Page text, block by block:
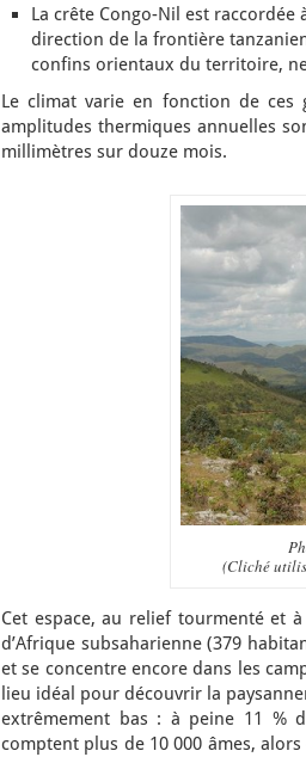
La crête Congo-Nil est raccordée
direction de la frontière
confins orientaux du territoire,
Le climat varie en fonction de ces
amplitudes thermiques annuelles
millimètres sur douze mois.
(Cliché
Cet espace, au relief tourmenté et
d’Afrique subsaharienne (379
et se concentre encore dans les
lieu idéal pour découvrir la
extrêmement bas : à peine 11 %
comptent plus de 10 000 âmes,